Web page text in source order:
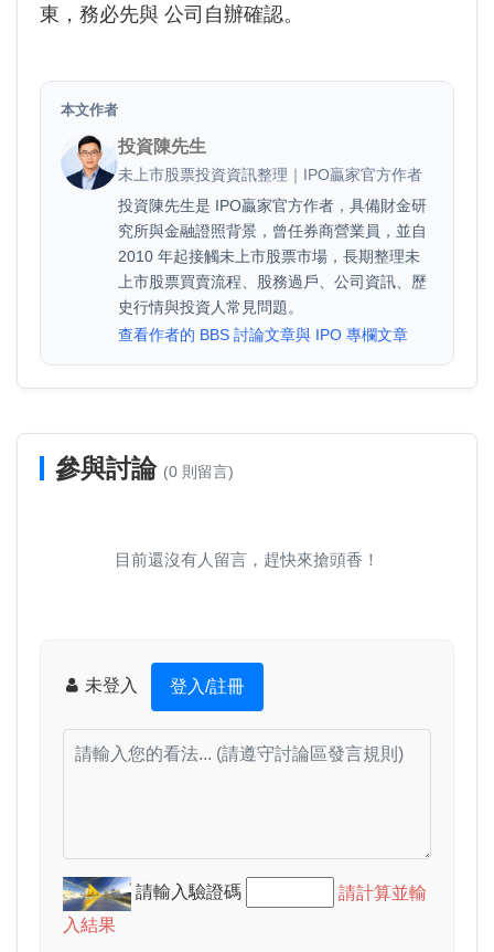
東，務必先與 公司自辦確認。
本文作者
投資陳先生
未上市股票投資資訊整理｜IPO贏家官方作者
投資陳先生是 IPO贏家官方作者，具備財金研
究所與金融證照背景，曾任券商營業員，並自
2010 年起接觸未上市股票市場，長期整理未
上市股票買賣流程、股務過戶、公司資訊、歷
史行情與投資人常見問題。
查看作者的 BBS 討論文章與 IPO 專欄文章
參與討論 (0 則留言)
目前還沒有人留言，趕快來搶頭香！
未登入 登入/註冊
請輸入驗證碼
請計算並輸
入結果